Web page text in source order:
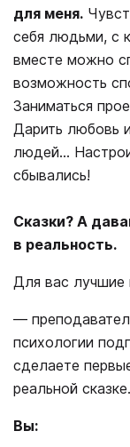
для меня.
себя людьми, с
вместе можно
возможность
Заниматься
Дарить любовь
людей...
сбывались!
Сказки? А
в реальность.
Для вас лучшие
―
психологии
сделаете
реальной сказке.
Вы: